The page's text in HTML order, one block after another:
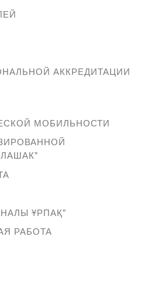
АККРЕДИТАЦИИ
МОБИЛЬНОСТИ
ҰРПАҚ"
РАБОТА